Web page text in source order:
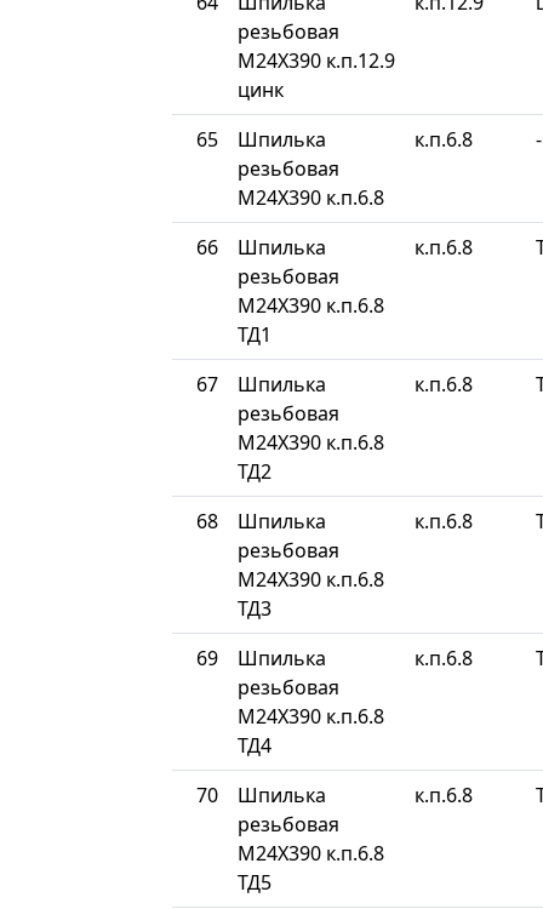
резьбовая
М24Х390 к.п.12.9
цинк
65
Шпилька
резьбовая
М24Х390 к.п.6.8
к.п.6.8 -
66
Шпилька
резьбовая
М24Х390 к.п.6.8
ТД1
к.п.6.8
67
Шпилька
резьбовая
М24Х390 к.п.6.8
ТД2
к.п.6.8
68
Шпилька
резьбовая
М24Х390 к.п.6.8
ТД3
к.п.6.8
69
Шпилька
резьбовая
М24Х390 к.п.6.8
ТД4
к.п.6.8
70
Шпилька
резьбовая
М24Х390 к.п.6.8
ТД5
к.п.6.8